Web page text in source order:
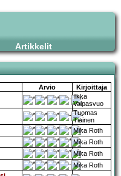
Artikkelit
Arvio
Kirjoittaja
Ilkka
Valpasvuo
Tuomas
Tiainen
Mika Roth
Mika Roth
Mika Roth
Mika Roth